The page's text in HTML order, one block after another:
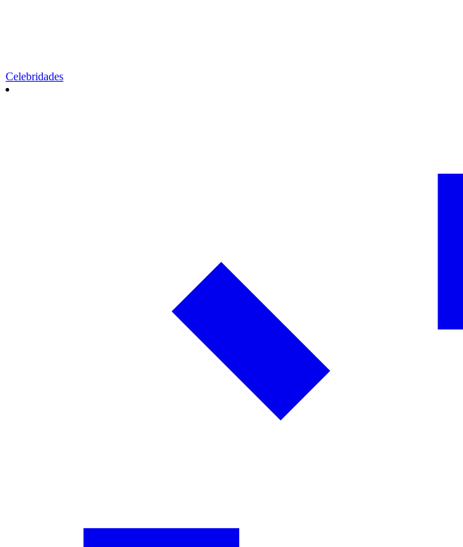
Celebridades